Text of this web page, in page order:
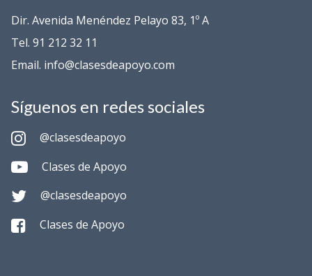
Dir. Avenida Menéndez Pelayo 83, 1º A
Tel. 91 212 32 11
Email. info@clasesdeapoyo.com
Síguenos en redes sociales
@clasesdeapoyo
Clases de Apoyo
@clasesdeapoyo
Clases de Apoyo